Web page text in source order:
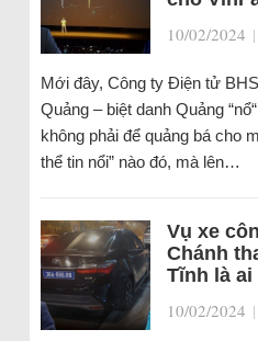
10/02/2024 |
Mới đây, Công ty Điện tử
Quảng – biệt danh Quảng
không phải để quảng bá cho
thể tin nổi” nào đó, mà lên…
Vụ xe
Chánh
Tĩnh là ai
10/02/2024 |